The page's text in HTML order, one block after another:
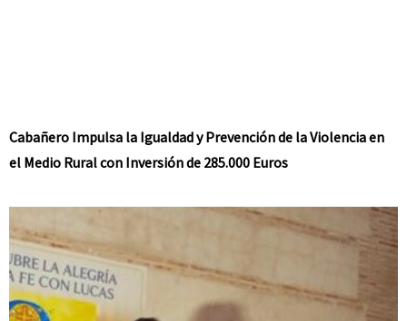
Cabañero Impulsa la Igualdad y Prevención de la Violencia en
el Medio Rural con Inversión de 285.000 Euros